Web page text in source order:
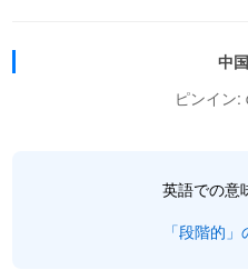
中
ピンイン:
英語での意
「段階的